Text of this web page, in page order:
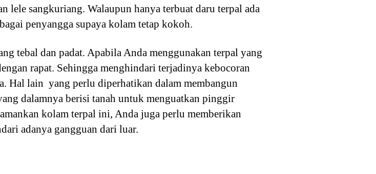
lele sangkuriang. Walaupun hanya terbuat daru terpal ada
penyangga supaya kolam tetap kokoh.
tebal dan padat. Apabila Anda menggunakan terpal yang
rapat. Sehingga menghindari terjadinya kebocoran
Hal lain yang perlu diperhatikan dalam membangun
dalamnya berisi tanah untuk menguatkan pinggir
kolam terpal ini, Anda juga perlu memberikan
adanya gangguan dari luar.